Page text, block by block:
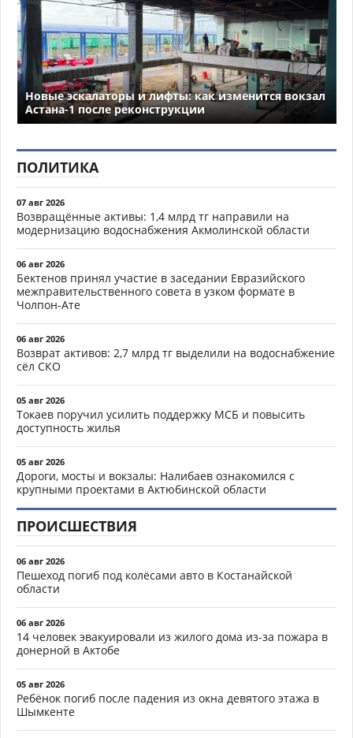
Новые эскалаторы и лифты: как изменится вокзал
Астана-1 после реконструкции
ПОЛИТИКА
07 авг 2026
Возвращённые активы: 1,4 млрд тг направили на
модернизацию водоснабжения Акмолинской области
06 авг 2026
Бектенов принял участие в заседании Евразийского
межправительственного совета в узком формате в
Чолпон-Ате
06 авг 2026
Возврат активов: 2,7 млрд тг выделили на водоснабжение
сёл СКО
05 авг 2026
Токаев поручил усилить поддержку МСБ и повысить
доступность жилья
05 авг 2026
Дороги, мосты и вокзалы: Налибаев ознакомился с
крупными проектами в Актюбинской области
ПРОИСШЕСТВИЯ
06 авг 2026
Пешеход погиб под колёсами авто в Костанайской
области
06 авг 2026
14 человек эвакуировали из жилого дома из-за пожара в
донерной в Актобе
05 авг 2026
Ребёнок погиб после падения из окна девятого этажа в
Шымкенте